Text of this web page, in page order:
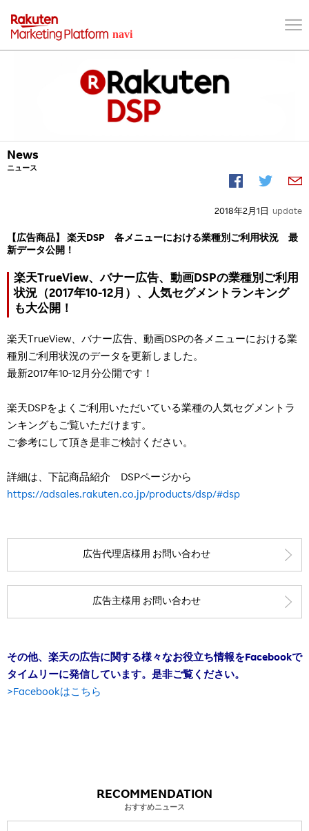
News
ニュース
2018年2月1日 update
【広告商品】 楽天DSP 各メニューにおける業種別ご利用状況 最
新データ公開！
楽天TrueView、バナー広告、動画DSPの業種別ご利用
状況（2017年10-12月）、人気セグメントランキング
も大公開！
楽天TrueView、バナー広告、動画DSPの各メニューにおける業
種別ご利用状況のデータを更新しました。
最新2017年10-12月分公開です！
楽天DSPをよくご利用いただいている業種の人気セグメントラ
ンキングもご覧いただけます。
ご参考にして頂き是非ご検討ください。
詳細は、下記商品紹介 DSPページから
https://adsales.rakuten.co.jp/products/dsp/#dsp
広告代理店様用 お問い合わせ
広告主様用 お問い合わせ
その他、楽天の広告に関する様々なお役立ち情報をFacebookで
タイムリーに発信しています。是非ご覧ください。
>Facebookはこちら
RECOMMENDATION
おすすめニュース